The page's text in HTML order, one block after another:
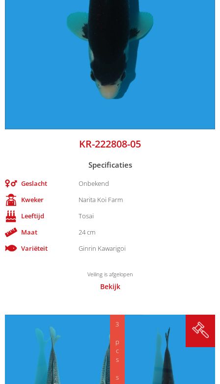
KR-222808-05
Specificaties
Geslacht
Onbekend
Kweker
Narita Koi Farm
Leeftijd
Tosai
Maat
24 cm
Variëteit
Ginrin Kawarigoi
Veiling is afgelopen
Bekijk
3 pcs set